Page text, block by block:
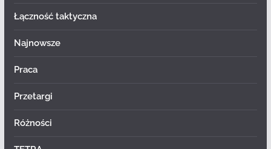
Łączność taktyczna
Najnowsze
Praca
Przetargi
Różności